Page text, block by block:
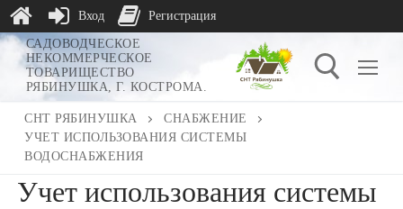
Перейти
содержимому
САДОВОДЧЕСКОЕ
НЕКОММЕРЧЕСКОЕ
ТОВАРИЩЕСТВО
РЯБИНУШКА, Г. КОСТРОМА.
СНТ РЯБИНУШКА
СНАБЖЕНИЕ
УЧЕТ ИСПОЛЬЗОВАНИЯ СИСТЕМЫ
ВОДОСНАБЖЕНИЯ
Учет использования системы
Вход Регистрация